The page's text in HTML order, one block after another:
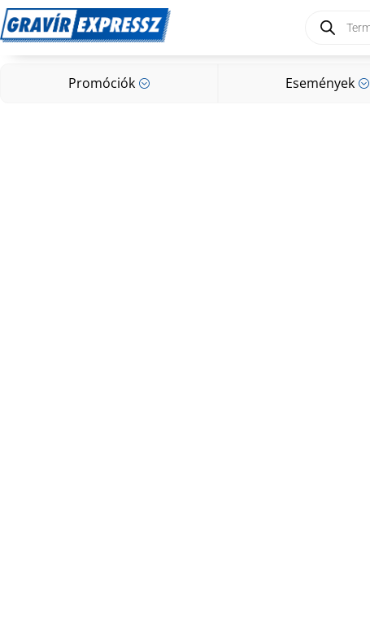
search
Promóciók ; Események ;
Promóciók; Események